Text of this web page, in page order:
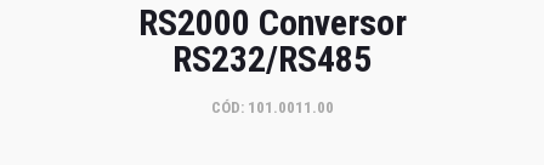
RS2000 Conversor
RS232/RS485
CÓD: 101.0011.00